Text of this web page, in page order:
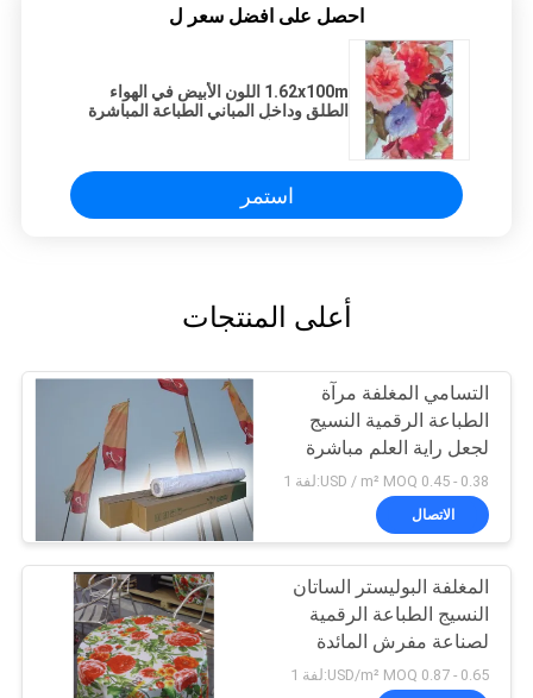
احصل على افضل سعر ل
1.62x100m اللون الأبيض في الهواء
الطلق وداخل المباني الطباعة المباشرة
استمر
أعلى المنتجات
التسامي المغلفة مرآة
الطباعة الرقمية النسيج
لجعل راية العلم مباشرة
0.38 - 0.45 USD / m² MOQ:لفة 1
الاتصال
المغلفة البوليستر الساتان
النسيج الطباعة الرقمية
لصناعة مفرش المائدة
0.65 - 0.87 USD/m² MOQ:لفة 1